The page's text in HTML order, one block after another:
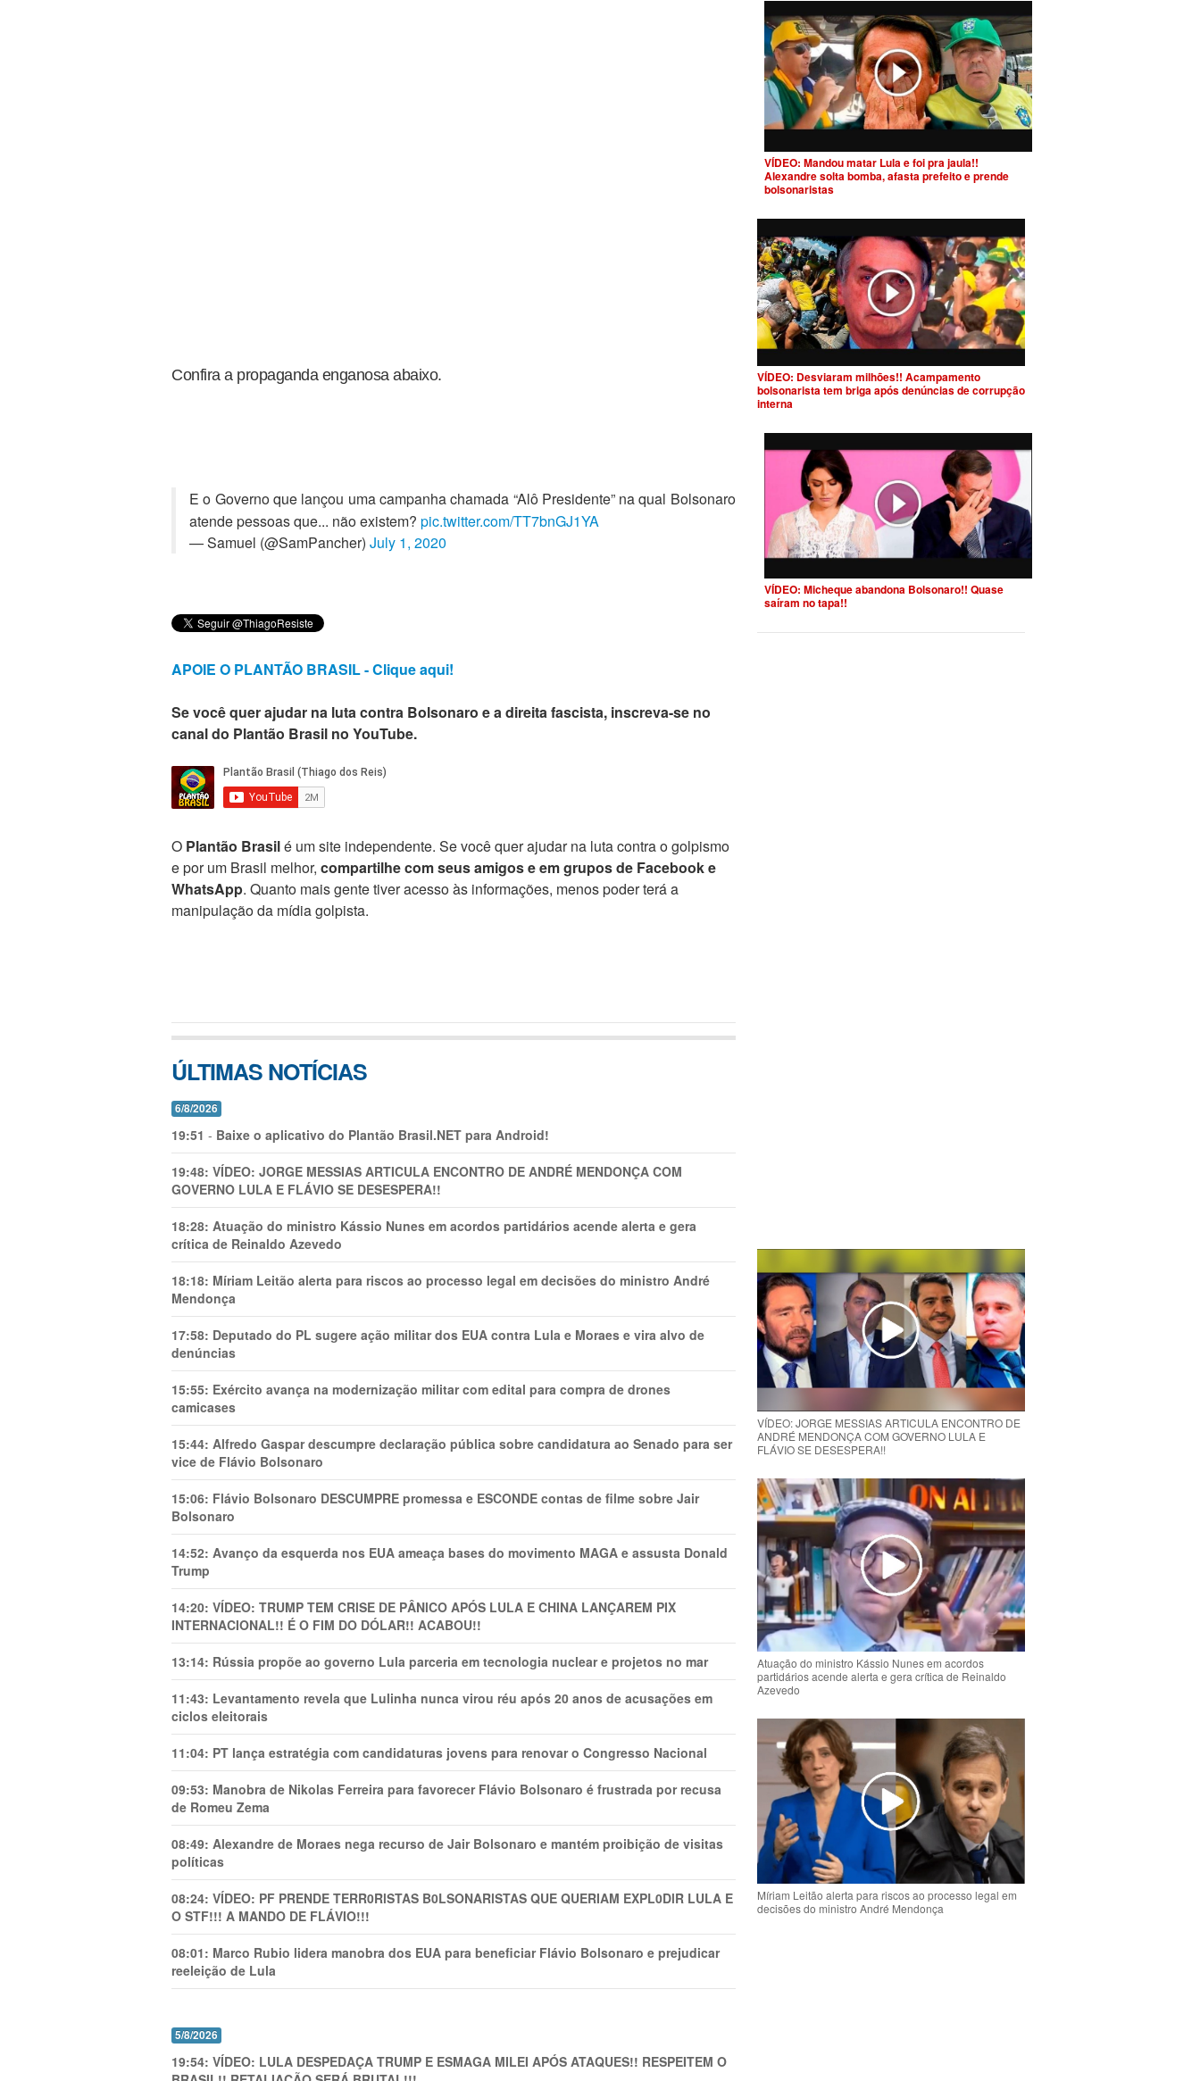
Confira a propaganda enganosa abaixo.
E o Governo que lançou uma campanha chamada “Alô Presidente” na qual Bolsonaro
atende pessoas que... não existem? pic.twitter.com/TT7bnGJ1YA
— Samuel (@SamPancher) July 1, 2020
APOIE O PLANTÃO BRASIL - Clique aqui!
Se você quer ajudar na luta contra Bolsonaro e a direita fascista, inscreva-se no
canal do Plantão Brasil no YouTube.
O Plantão Brasilé um site independente. Se você quer ajudar na luta contra o golpismo
e por um Brasil melhor, compartilhe com seus amigos e em grupos de Facebook e
WhatsApp. Quanto mais gente tiver acesso às informações, menos poder terá a
manipulação da mídia golpista.
ÚLTIMAS NOTÍCIAS
6/8/2026
19:51 - Baixe o aplicativo do Plantão Brasil.NET para Android!
19:48: VÍDEO: JORGE MESSIAS ARTICULA ENCONTRO DE ANDRÉ MENDONÇA COM
GOVERNO LULA E FLÁVIO SE DESESPERA!!
18:28: Atuação do ministro Kássio Nunes em acordos partidários acende alerta e gera
crítica de Reinaldo Azevedo
18:18: Míriam Leitão alerta para riscos ao processo legal em decisões do ministro André
Mendonça
17:58: Deputado do PL sugere ação militar dos EUA contra Lula e Moraes e vira alvo de
denúncias
15:55: Exército avança na modernização militar com edital para compra de drones
camicases
15:44: Alfredo Gaspar descumpre declaração pública sobre candidatura ao Senado para ser
vice de Flávio Bolsonaro
15:06: Flávio Bolsonaro DESCUMPRE promessa e ESCONDE contas de filme sobre Jair
Bolsonaro
14:52: Avanço da esquerda nos EUA ameaça bases do movimento MAGA e assusta Donald
Trump
14:20: VÍDEO: TRUMP TEM CRlSE DE PÂNlCO APÓS LULA E CHINA LANÇAREM PIX
INTERNACIONAL!! É O FIM DO DÓLAR!! ACABOU!!
13:14: Rússia propõe ao governo Lula parceria em tecnologia nuclear e projetos no mar
11:43: Levantamento revela que Lulinha nunca virou réu após 20 anos de acusações em
ciclos eleitorais
11:04: PT lança estratégia com candidaturas jovens para renovar o Congresso Nacional
09:53: Manobra de Nikolas Ferreira para favorecer Flávio Bolsonaro é frustrada por recusa
de Romeu Zema
08:49: Alexandre de Moraes nega recurso de Jair Bolsonaro e mantém proibição de visitas
políticas
08:24: VÍDEO: PF PRENDE TERR0RlSTAS B0LSONARlSTAS QUE QUERIAM EXPL0DlR LULA E
O STF!!! A MANDO DE FLÁVIO!!!
08:01: Marco Rubio lidera manobra dos EUA para beneficiar Flávio Bolsonaro e prejudicar
reeleição de Lula
5/8/2026
19:54: VÍDEO: LULA DESPEDAÇA TRUMP E ESMAGA MILEI APÓS ATAQUES!! RESPEITEM O
VÍDEO: Mandou matar Lula e foi pra jaula!!
Alexandre solta bomba, afasta prefeito e prende
bolsonaristas
VÍDEO: Desviaram milhões!! Acampamento
bolsonarista tem briga após denúncias de corrupção
interna
VÍDEO: Micheque abandona Bolsonaro!! Quase
saíram no tapa!!
VÍDEO: JORGE MESSIAS ARTICULA ENCONTRO DE
ANDRÉ MENDONÇA COM GOVERNO LULA E
FLÁVIO SE DESESPERA!!
Atuação do ministro Kássio Nunes em acordos
partidários acende alerta e gera crítica de Reinaldo
Azevedo
Míriam Leitão alerta para riscos ao processo legal em
decisões do ministro André Mendonça